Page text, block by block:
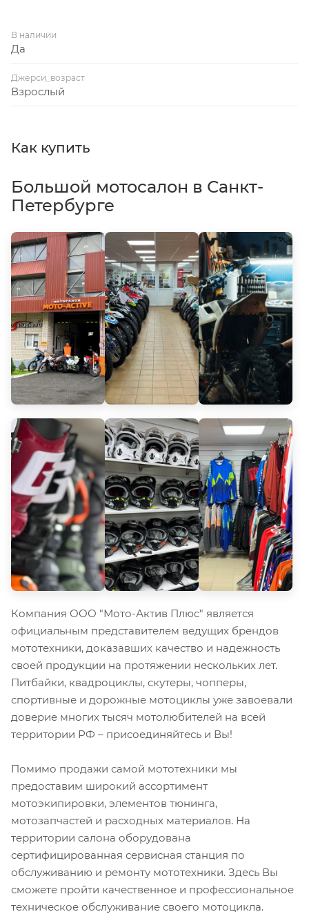
В наличии
Да
Джерси_возраст
Взрослый
Как купить
Большой мотосалон в Санкт-
Петербурге
Компания ООО "Мото-Актив Плюс" является
официальным представителем ведущих брендов
мототехники, доказавших качество и надежность
своей продукции на протяжении нескольких лет.
Питбайки, квадроциклы, скутеры, чопперы,
спортивные и дорожные мотоциклы уже завоевали
доверие многих тысяч мотолюбителей на всей
территории РФ – присоединяйтесь и Вы!
Помимо продажи самой мототехники мы
предоставим широкий ассортимент
мотоэкипировки, элементов тюнинга,
мотозапчастей и расходных материалов. На
территории салона оборудована
сертифицированная сервисная станция по
обслуживанию и ремонту мототехники. Здесь Вы
сможете пройти качественное и профессиональное
техническое обслуживание своего мотоцикла.